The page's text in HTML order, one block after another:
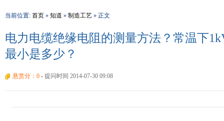
当前位置: 首页 » 知道 » 制造工艺 » 正文
电力电缆绝缘电阻的测量方法？常温下
最小是多少？
悬赏分：0 - 提问时间 2014-07-30 09:08